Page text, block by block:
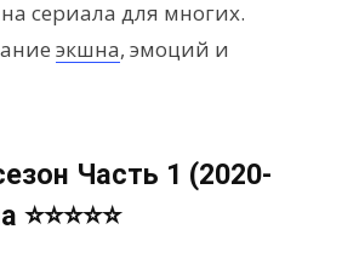
сериала для многих.
экшна, эмоций и
Часть 1 (2020-